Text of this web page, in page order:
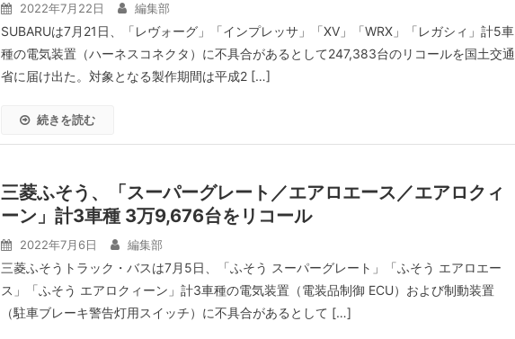
2022年7月22日 編集部
SUBARUは7月21日、「レヴォーグ」「インプレッサ」「XV」「WRX」「レガシィ」計5車
種の電気装置（ハーネスコネクタ）に不具合があるとして247,383台のリコールを国土交通
省に届け出た。対象となる製作期間は平成2 […]
続きを読む
三菱ふそう、「スーパーグレート／エアロエース／エアロクィ
ーン」計3車種 3万9,676台をリコール
2022年7月6日 編集部
三菱ふそうトラック・バスは7月5日、「ふそう スーパーグレート」「ふそう エアロエー
ス」「ふそう エアロクィーン」計3車種の電気装置（電装品制御 ECU）および制動装置
（駐車ブレーキ警告灯用スイッチ）に不具合があるとして […]